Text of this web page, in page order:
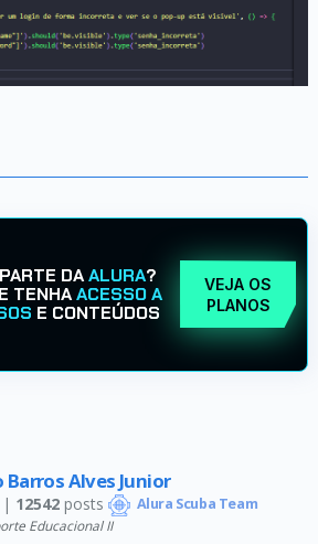
DAALURA?
TENHAACESSO A
E CONTEÚDOS
VEJA OS
PLANOS
Alves Junior
| 12542posts Alura Scuba Team
Educacional II